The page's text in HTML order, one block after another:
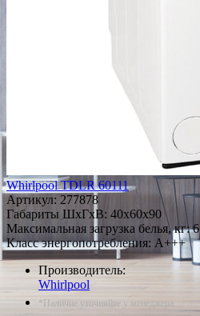
Whirlpool TDLR 60111
Артикул: 277878
Габариты ШxГxВ: 40x60x90
Максимальная загрузка белья, кг: 6
Класс энергопотребления: A+++
Производитель:
Whirlpool
*Наличие уточняйте у менеджера